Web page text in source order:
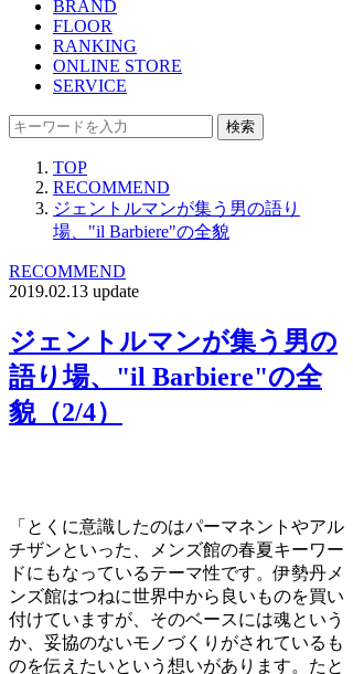
BRAND
FLOOR
RANKING
ONLINE STORE
SERVICE
検索
TOP
RECOMMEND
ジェントルマンが集う男の語り
場、"il Barbiere"の全貌
RECOMMEND
2019.02.13 update
ジェントルマンが集う男の
語り場、"il Barbiere"の全
貌（2/4）
「とくに意識したのはパーマネントやアル
チザンといった、メンズ館の春夏キーワー
ドにもなっているテーマ性です。伊勢丹メ
ンズ館はつねに世界中から良いものを買い
付けていますが、そのベースには魂という
か、妥協のないモノづくりがされているも
のを伝えたいという想いがあります。たと